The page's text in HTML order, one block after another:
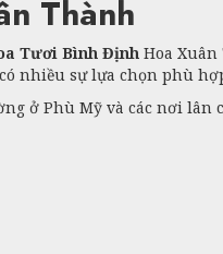
Thành
Tươi Bình Định Hoa
nhiều sự lựa chọn phù
ở Phù Mỹ và các nơi